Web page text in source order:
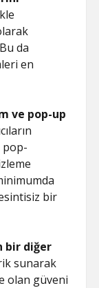
da
en
ve pop-up
pop-
bir
bir diğer
sunarak
olan güveni